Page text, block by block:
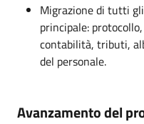
Migrazione di tutti
principale:
contabilità, tributi,
del personale.
Avanzamento del